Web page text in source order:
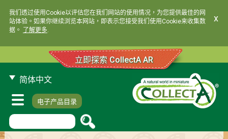
我们透过使用Cookie以评估您在我们网站的使用情况，为您提供最佳的网
站体验。如果你继续浏览本网站，即表示您接受我们使用Cookie来收集数
据。
了解更多.
x
立即探索 CollectA AR
简体中文
电子产品目录